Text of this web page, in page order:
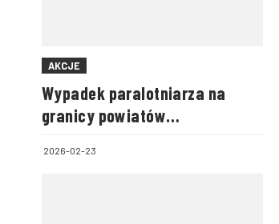
AKCJE
Wypadek paralotniarza na
granicy powiatów
2026-02-23